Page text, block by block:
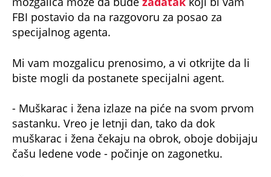
FBI postavio da na razgovoru za posao za
specijalnog agenta.
biste mogli da postanete specijalni agent.
sastanku. Vreo je letnji dan, tako da dok
muškarac i žena čekaju na obrok, oboje dobijaju
čašu ledene vode - počinje on zagonetku.